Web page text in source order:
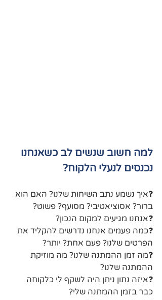
למה חשוב שנשים לב כשאנחנו
נכנסים לנעלי הלקוח?
❓איך נשמע נתב השיחות שלנו? האם הוא
ברור? אסוציאטיבי? מסועף? פשוט?
❓אנחנו מגיעים למקום הנכון?
❓כמה פעמים אנחנו נדרשים להקליד את
הפרטים שלנו? פעם אחת? יותר?
❓מה זמן ההמתנה שלנו? מה מוזיקת
ההמתנה שלנו?
❓איזה נתון ניתן היה לשקף לי כלקוחה
כבר בזמן ההמתנה שלי?